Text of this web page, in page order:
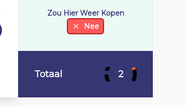
Zou Hier Weer Kopen
Nee
Totaal 2